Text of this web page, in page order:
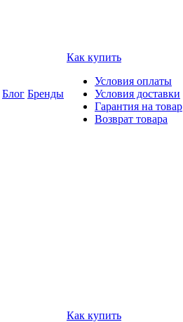
Блог Бренды
Как купить
Условия оплаты
Условия доставки
Гарантия на товар
Возврат товара
Как купить